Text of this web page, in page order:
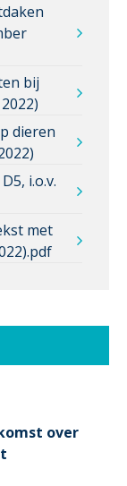
bij
dieren
i.o.v.
met
over